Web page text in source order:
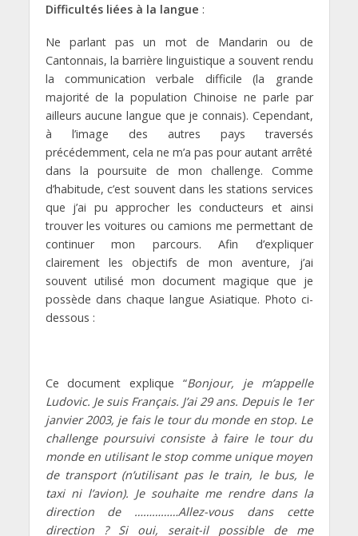
Difficultés liées à la langue :
Ne parlant pas un mot de Mandarin ou de
Cantonnais, la barrière linguistique a souvent rendu
la communication verbale difficile (la grande
majorité de la population Chinoise ne parle par
ailleurs aucune langue que je connais). Cependant,
à l’image des autres pays traversés
précédemment, cela ne m’a pas pour autant arrêté
dans la poursuite de mon challenge. Comme
d’habitude, c’est souvent dans les stations services
que j’ai pu approcher les conducteurs et ainsi
trouver les voitures ou camions me permettant de
continuer mon parcours. Afin d’expliquer
clairement les objectifs de mon aventure, j’ai
souvent utilisé mon document magique que je
possède dans chaque langue Asiatique. Photo ci-
dessous :
Ce document explique “Bonjour, je m’appelle
Ludovic. Je suis Français. J’ai 29 ans. Depuis le 1er
janvier 2003, je fais le tour du monde en stop. Le
challenge poursuivi consiste à faire le tour du
monde en utilisant le stop comme unique moyen
de transport (n’utilisant pas le train, le bus, le
taxi ni l’avion). Je souhaite me rendre dans la
direction de ……………Allez-vous dans cette
direction ? Si oui, serait-il possible de me